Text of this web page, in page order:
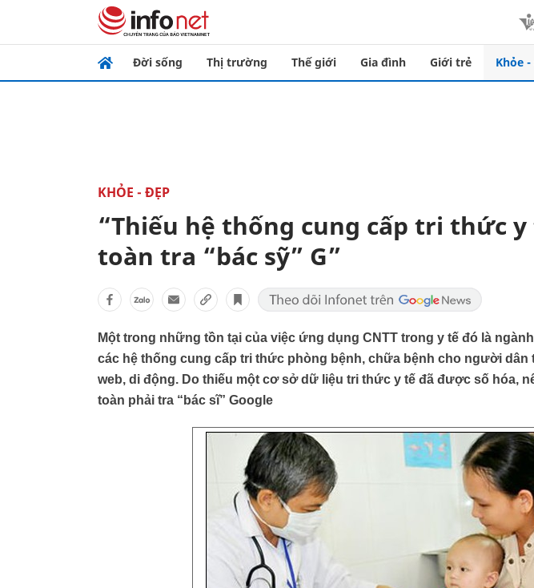
Đời sống Thị trường Thế giới Gia đình Giới trẻ Khỏe
KHỎE - ĐẸP
“Thiếu hệ thống cung cấp tri thức
toàn tra “bác sỹ” G”
Một trong những tồn tại của việc ứng dụng CNTT trong y tế đó là
các hệ thống cung cấp tri thức phòng bệnh, chữa bệnh cho người dân
web, di động. Do thiếu một cơ sở dữ liệu tri thức y tế đã được số hóa,
toàn phải tra “bác sĩ” Google